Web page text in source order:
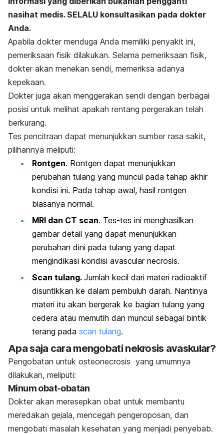
nasihat medis. SELALU konsultasikan pada dokter
Anda.
Apabila dokter menduga Anda memiliki penyakit ini,
pemeriksaan fisik dilakukan. Selama pemeriksaan fisik,
dokter akan menekan sendi, memeriksa adanya
kepekaan.
Dokter juga akan menggerakan sendi dengan berbagai
posisi untuk melihat apakah rentang pergerakan telah
berkurang.
Tes pencitraan dapat menunjukkan sumber rasa sakit,
pilihannya meliputi:
Rontgen. Rontgen dapat menunjukkan
perubahan tulang yang muncul pada tahap akhir
kondisi ini. Pada tahap awal, hasil rontgen
biasanya normal.
MRI dan CT scan. Tes-tes ini menghasilkan
gambar detail yang dapat menunjukkan
perubahan dini pada tulang yang dapat
mengindikasi kondisi avascular necrosis.
Scan tulang. Jumlah kecil dari materi radioaktif
disuntikkan ke dalam pembuluh darah. Nantinya
materi itu akan bergerak ke bagian tulang yang
cedera atau memutih dan muncul sebagai bintik
terang pada scan tulang.
Apa saja cara mengobati nekrosis avaskular?
Pengobatan untuk osteonecrosis yang umumnya
dilakukan, meliputi:
Minum obat-obatan
Dokter akan meresepkan obat untuk membantu
meredakan gejala, mencegah pengeroposan, dan
mengobati masalah kesehatan yang menjadi penyebab.